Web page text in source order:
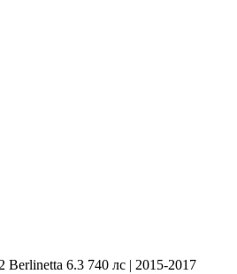
6.3 740 лс | 2015-2017